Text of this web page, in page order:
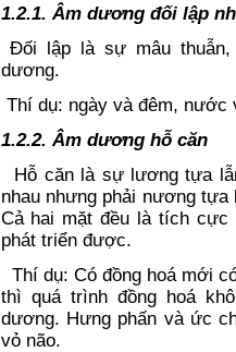
1.2.1. Âm dương đối lập
Đối lập là sự mâu
dương.
Thí dụ: ngày và đêm,
1.2.2. Âm dương hỗ căn
Hỗ căn là sự lương tựa
nhau nhưng phải nương
Cả hai mặt đều là tích cực
phát triển được.
Thí dụ: Có đồng hoá mới
thì quá trình đồng hoá
dương. Hưng phấn và ức
vỏ não.